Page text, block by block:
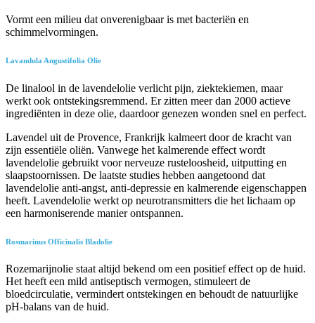
Vormt een milieu dat onverenigbaar is met bacteriën en
schimmelvormingen.
Lavandula Angustifolia Olie
De linalool in de lavendelolie verlicht pijn, ziektekiemen, maar
werkt ook ontstekingsremmend. Er zitten meer dan 2000 actieve
ingrediënten in deze olie, daardoor genezen wonden snel en perfect.
Lavendel uit de Provence, Frankrijk kalmeert door de kracht van
zijn essentiële oliën. Vanwege het kalmerende effect wordt
lavendelolie gebruikt voor nerveuze rusteloosheid, uitputting en
slaapstoornissen. De laatste studies hebben aangetoond dat
lavendelolie anti-angst, anti-depressie en kalmerende eigenschappen
heeft. Lavendelolie werkt op neurotransmitters die het lichaam op
een harmoniserende manier ontspannen.
Rosmarinus Officinalis Bladolie
Rozemarijnolie staat altijd bekend om een positief effect op de huid.
Het heeft een mild antiseptisch vermogen, stimuleert de
bloedcirculatie, vermindert ontstekingen en behoudt de natuurlijke
pH-balans van de huid.